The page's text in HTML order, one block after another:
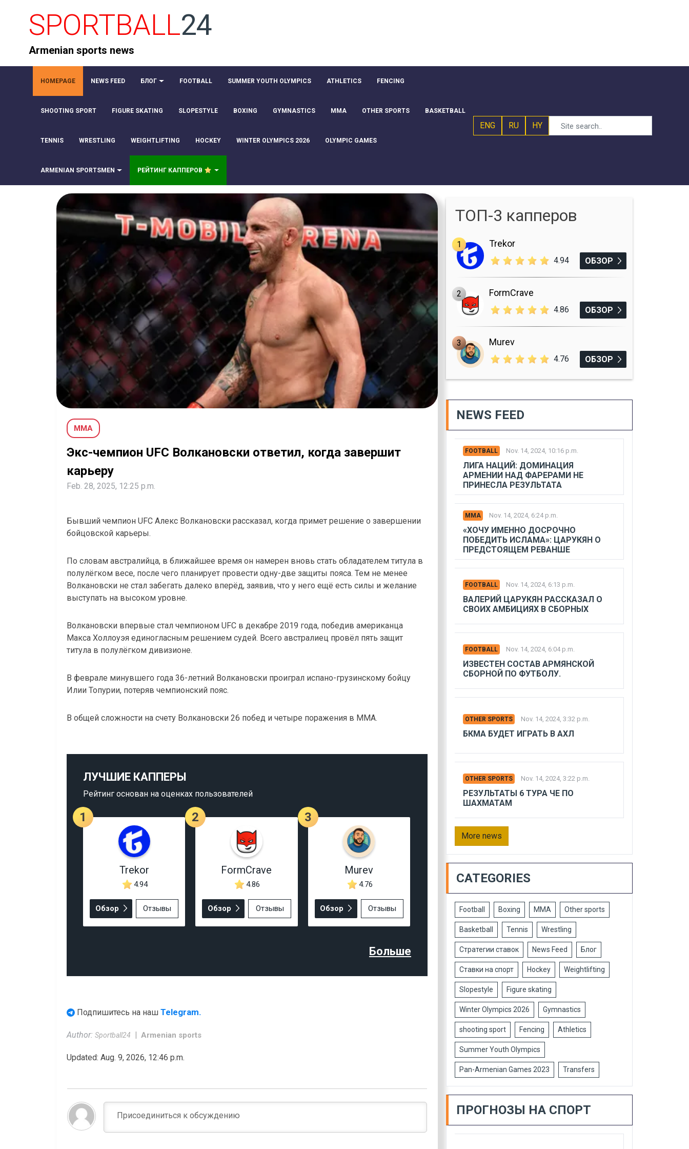
SPORTBALL24
Armenian sports news
HOMEPAGE NEWS FEED БЛОГ FOOTBALL SUMMER YOUTH OLYMPICS ATHLETICS FENCING
SHOOTING SPORT FIGURE SKATING SLOPESTYLE BOXING GYMNASTICS MMA OTHER SPORTS BASKETBALL
TENNIS WRESTLING WEIGHTLIFTING HOCKEY WINTER OLYMPICS 2026 OLYMPIC GAMES
ARMENIAN SPORTSMEN РЕЙТИНГ КАППЕРОВ
ENG RU HY
MMA
Экс-чемпион UFC Волкановски ответил, когда завершит
карьеру
Feb. 28, 2025, 12:25 p.m.
Бывший чемпион UFC Алекс Волкановски рассказал, когда примет решение о завершении
бойцовской карьеры.
По словам австралийца, в ближайшее время он намерен вновь стать обладателем титула в
полулёгком весе, после чего планирует провести одну-две защиты пояса. Тем не менее
Волкановски не стал забегать далеко вперёд, заявив, что у него ещё есть силы и желание
выступать на высоком уровне.
Волкановски впервые стал чемпионом UFC в декабре 2019 года, победив американца
Макса Холлоуэя единогласным решением судей. Всего австралиец провёл пять защит
титула в полулёгком дивизионе.
В феврале минувшего года 36-летний Волкановски проиграл испано-грузинскому бойцу
Илии Топурии, потеряв чемпионский пояс.
В общей сложности на счету Волкановски 26 побед и четыре поражения в ММА.
ЛУЧШИЕ КАППЕРЫ
Рейтинг основан на оценках пользователей
1
Trekor
4.94
Обзор Отзывы
2
FormCrave
4.86
Обзор Отзывы
3
Murev
4.76
Обзор Отзывы
Больше
Подпишитесь на наш Telegram.
Author: Sportball24 Armenian sports
Updated: Aug. 9, 2026, 12:46 p.m.
ТОП-3 капперов
1 Trekor
4.94 ОБЗОР
2 FormCrave
4.86 ОБЗОР
3 Murev
4.76 ОБЗОР
NEWS FEED
FOOTBALL Nov. 14, 2024, 10:16 p.m.
ЛИГА НАЦИЙ: ДОМИНАЦИЯ
АРМЕНИИ НАД ФАРЕРАМИ НЕ
ПРИНЕСЛА РЕЗУЛЬТАТА
MMA Nov. 14, 2024, 6:24 p.m.
«ХОЧУ ИМЕННО ДОСРОЧНО
ПОБЕДИТЬ ИСЛАМА»: ЦАРУКЯН О
ПРЕДСТОЯЩЕМ РЕВАНШЕ
FOOTBALL Nov. 14, 2024, 6:13 p.m.
ВАЛЕРИЙ ЦАРУКЯН РАССКАЗАЛ О
СВОИХ АМБИЦИЯХ В СБОРНЫХ
FOOTBALL Nov. 14, 2024, 6:04 p.m.
ИЗВЕСТЕН СОСТАВ АРМЯНСКОЙ
СБОРНОЙ ПО ФУТБОЛУ.
OTHER SPORTS Nov. 14, 2024, 3:32 p.m.
БКМА БУДЕТ ИГРАТЬ В АХЛ
OTHER SPORTS Nov. 14, 2024, 3:22 p.m.
РЕЗУЛЬТАТЫ 6 ТУРА ЧЕ ПО
ШАХМАТАМ
More news
CATEGORIES
Football Boxing MMA Other sports
Basketball Tennis Wrestling
Стратегии ставок News Feed Блог
Ставки на спорт Hockey Weightlifting
Slopestyle Figure skating
Winter Olympics 2026 Gymnastics
shooting sport Fencing Athletics
Summer Youth Olympics
Pan-Armenian Games 2023 Transfers
ПРОГНОЗЫ НА СПОРТ